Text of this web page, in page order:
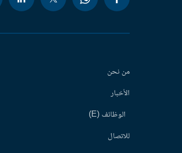
من نحن
الأخبار
الوظائف (E)
للاتصال